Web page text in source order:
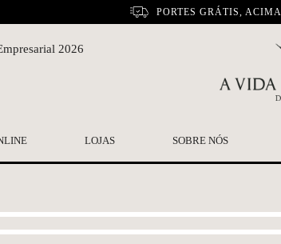
PORTES GRÁTIS,
2026
LOJAS SOBRE NÓS